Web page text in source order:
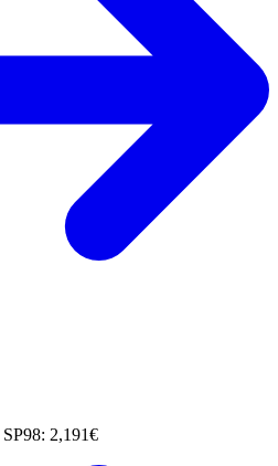
SP98: 2,191€